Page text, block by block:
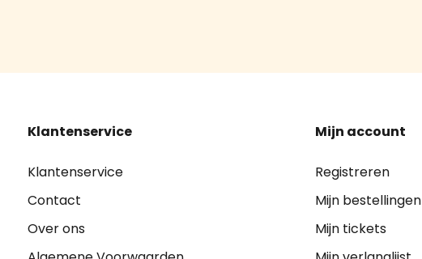
Klantenservice
Klantenservice
Contact
Over ons
Mijn account
Registreren
Mijn bestellingen
Mijn tickets